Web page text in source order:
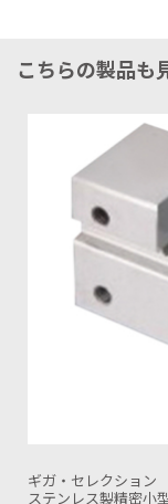
こちらの製品も
ギガ・セレク
SKS精密サイ